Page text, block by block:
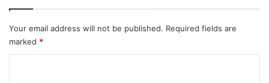
Your email address will not be published. Required fields are
marked *